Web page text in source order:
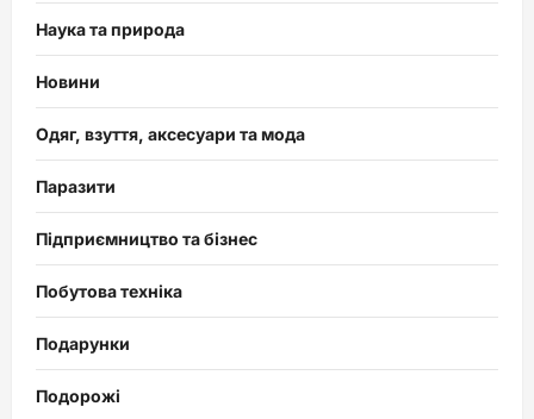
Наука та природа
Новини
Одяг, взуття, аксесуари та мода
Паразити
Підприємництво та бізнес
Побутова техніка
Подарунки
Подорожі